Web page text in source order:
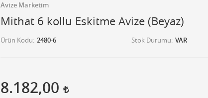
Avize Marketim
Mithat 6 kollu Eskitme Avize (Beyaz)
Ürün Kodu 2480-6 Stok Durumu VAR
8.182,00